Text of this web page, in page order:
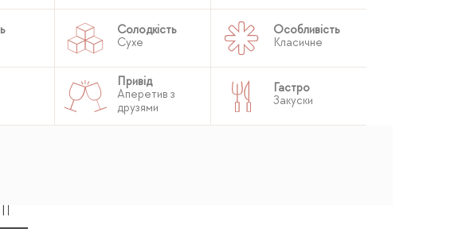
Солодкість
Сухе
Особливість
Класичне
Привід
Аперетив з
друзями
Гастро
Закуски